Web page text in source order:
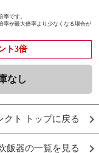
です。
率が最大倍率より少なくなる場合が
ト3倍
なし
クト トップに戻る
飯器の一覧を見る